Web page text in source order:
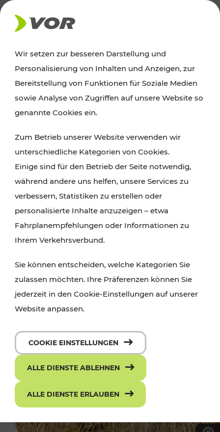
AKTUELLES
Ausflugstipps
Wien, Niederösterreich und das Burgenland
Wanderungen, Kultur und Gastronomie,
Radtouren oder purer Naturgenuss – viele
Attraktionen sind mit den Ticket- und Fahrplan-
Angeboten des VOR gut und schnell erreichbar.
Wir setzen zur besseren Darstellung und
Personalisierung von Inhalten und Anzeigen, zur
Bereitstellung von Funktionen für Soziale Medien
sowie Analyse von Zugriffen auf unsere Website so
genannte Cookies ein.
Zum Betrieb unserer Website verwenden wir
unterschiedliche Kategorien von Cookies.
Einige sind für den Betrieb der Seite notwendig,
während andere uns helfen, unsere Services zu
verbessern, Statistiken zu erstellen oder
personalisierte Inhalte anzuzeigen – etwa
Fahrplanempfehlungen oder Informationen zu
Ihrem Verkehrsverbund.
Sie können entscheiden, welche Kategorien Sie
zulassen möchten. Ihre Präferenzen können Sie
jederzeit in den Cookie-Einstellungen auf unserer
Website anpassen.
COOKIE EINSTELLUNGEN
ALLE DIENSTE ABLEHNEN
ALLE DIENSTE ERLAUBEN